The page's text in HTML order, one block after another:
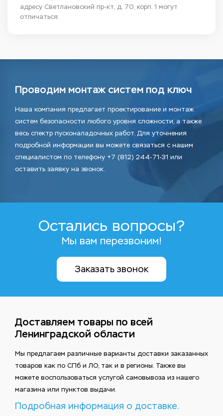
адресу Светлановский пр-кт, д. 70, корп. 1 могут
отличаться.
Проводим монтаж систем под ключ
Наша компания предлагает проектирование и монтаж
систем безопасности любого уровня сложности, а также
весь спектр пусконаладочных работ. Для уточнения
подробной информации вы можете связаться с нашим
специалистом по телефону +7 (812) 244-71-31 или
оставить заявку на звонок.
Остались вопросы?
Мы вам перезвоним!
Заказать звонок
Доставляем товары по всей
Ленинградской области
Мы предлагаем различные варианты доставки заказанных
товаров как по СПб и ЛО, так и в регионы. Также вы
можете воспользоваться услугой самовывоза из нашего
магазина или пунктов выдачи.
Подробная информация о доставке.